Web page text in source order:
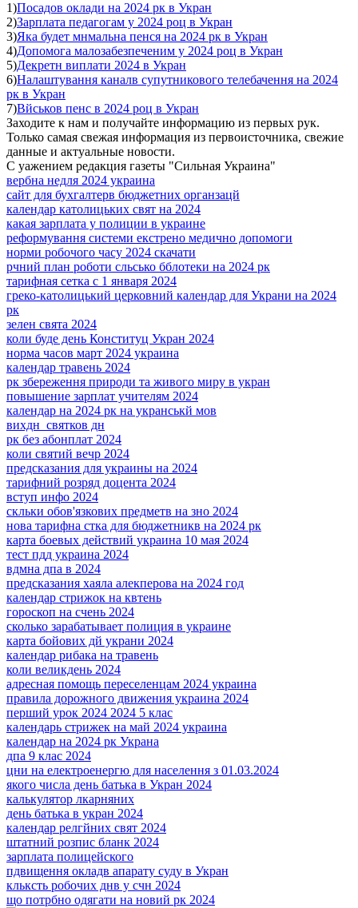
1)Посадов оклади на 2024 рк в Укран
2)Зарплата педагогам у 2024 роц в Укран
3)Яка будет мнмальна пенся на 2024 рк в Укран
4)Допомога малозабезпеченим у 2024 роц в Укран
5)Декретн виплати 2024 в Укран
6)Налаштування каналв супутникового телебачення на 2024
рк в Укран
7)Вйськов пенс в 2024 роц в Укран
Заходите к нам и получайте информацию из первых рук.
Только самая свежая информация из первоисточника, свежие
данные и актуальные новости.
С уажением редакция газеты "Сильная Украина"
вербна недля 2024 украина
сайт для бухгалтерв бюджетних органзацй
календар католицьких свят на 2024
какая зарплата у полиции в украине
реформування системи екстрено медично допомоги
норми робочого часу 2024 скачати
рчний план роботи сльсько бблотеки на 2024 рк
тарифная сетка с 1 января 2024
греко-католицький церковний календар для Украни на 2024
рк
зелен свята 2024
коли буде день Конституц Укран 2024
норма часов март 2024 украина
календар травень 2024
рк збереження природи та живого миру в укран
повышение зарплат учителям 2024
календар на 2024 рк на укранськй мов
вихдн святков дн
рк без абонплат 2024
коли святий вечр 2024
предсказания для украины на 2024
тарифний розряд доцента 2024
вступ инфо 2024
скльки обов'язкових предметв на зно 2024
нова тарифна стка для бюджетникв на 2024 рк
карта боевых действий украина 10 мая 2024
тест пдд украина 2024
вдмна дпа в 2024
предсказания хаяла алекперова на 2024 год
календар стрижок на квтень
гороскоп на счень 2024
сколько зарабатывает полиция в украине
карта бойових дй украни 2024
календар рибака на травень
коли великдень 2024
адресная помощь переселенцам 2024 украина
правила дорожного движения украина 2024
перший урок 2024 2024 5 клас
календарь стрижек на май 2024 украина
календар на 2024 рк Украна
дпа 9 клас 2024
цни на електроенергю для населення з 01.03.2024
якого числа день батька в Укран 2024
калькулятор лкарняних
день батька в укран 2024
календар релгйних свят 2024
штатний розпис бланк 2024
зарплата полицейского
пдвищення окладв апарату суду в Укран
кльксть робочих днв у счн 2024
що потрбно одягати на новий рк 2024